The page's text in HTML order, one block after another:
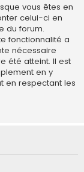
vous êtes en
celui-ci en
du forum.
fonctionnalité a
nécessaire
été atteint. Il est
en y
en respectant les